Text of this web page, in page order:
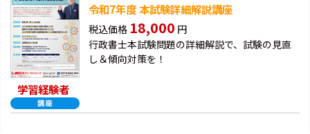
学習経験者
令和7年度 本試験詳細解説講座
税込価格 18,000 円
行政書士本試験問題の詳細解説で、試験の見直
し＆傾向対策を！